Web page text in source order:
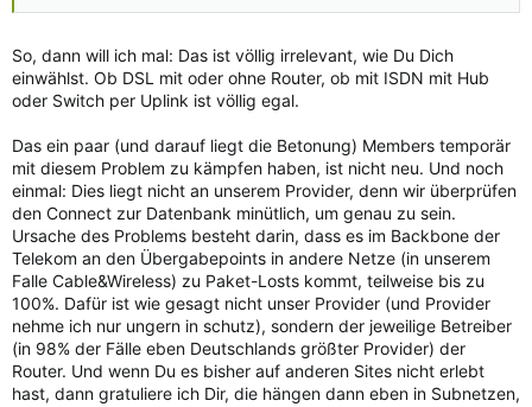
So, dann will ich mal: Das ist völlig irrelevant, wie Du Dich
einwählst. Ob DSL mit oder ohne Router, ob mit ISDN mit Hub
oder Switch per Uplink ist völlig egal.
Das ein paar (und darauf liegt die Betonung) Members temporär
mit diesem Problem zu kämpfen haben, ist nicht neu. Und noch
einmal: Dies liegt nicht an unserem Provider, denn wir überprüfen
den Connect zur Datenbank minütlich, um genau zu sein.
Ursache des Problems besteht darin, dass es im Backbone der
Telekom an den Übergabepoints in andere Netze (in unserem
Falle Cable&Wireless) zu Paket-Losts kommt, teilweise bis zu
100%. Dafür ist wie gesagt nicht unser Provider (und Provider
nehme ich nur ungern in schutz), sondern der jeweilige Betreiber
(in 98% der Fälle eben Deutschlands größter Provider) der
Router. Und wenn Du es bisher auf anderen Sites nicht erlebt
hast, dann gratuliere ich Dir, die hängen dann eben in Subnetzen,